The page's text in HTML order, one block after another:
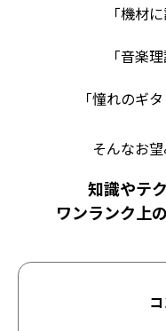
「機材
「音楽
「憧れのギ
そんなお
知識やテ
ワンランク上